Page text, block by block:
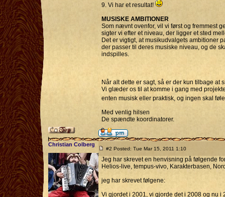
9. Vi har et resultat!
MUSISKE AMBITIONER
Som nævnt ovenfor, vil vi først og fremmest
sigter vi efter et niveau, der ligger et sted
Det er vigtigt, at musikudvalgets ambitioner
der passer til deres musiske niveau, og de
indspilles.
Når alt dette er sagt, så er der kun tilbage at
Vi glæder os til at komme i gang med
enten musisk eller praktisk, og ingen skal
Med venlig hilsen
De spændte koordinatorer.
Christian Colberg
#2 Posted: Tue Mar 15, 2011 1:10
Jeg har skrevet en henvisning på følgende
Helios-live, tempus-vivo, Karakterbasen,
jeg har skrevet følgene:
Vi gjordet i 2001, vi gjorde det i 2008 og nu i